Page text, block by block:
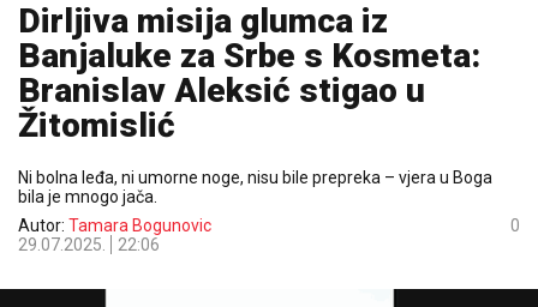
Dirljiva misija glumca iz
Banjaluke za Srbe s Kosmeta:
Branislav Aleksić stigao u
Žitomislić
Ni bolna leđa, ni umorne noge, nisu bile prepreka – vjera u Boga
bila je mnogo jača.
Autor: Tamara Bogunovic
29.07.2025.
22:06
0